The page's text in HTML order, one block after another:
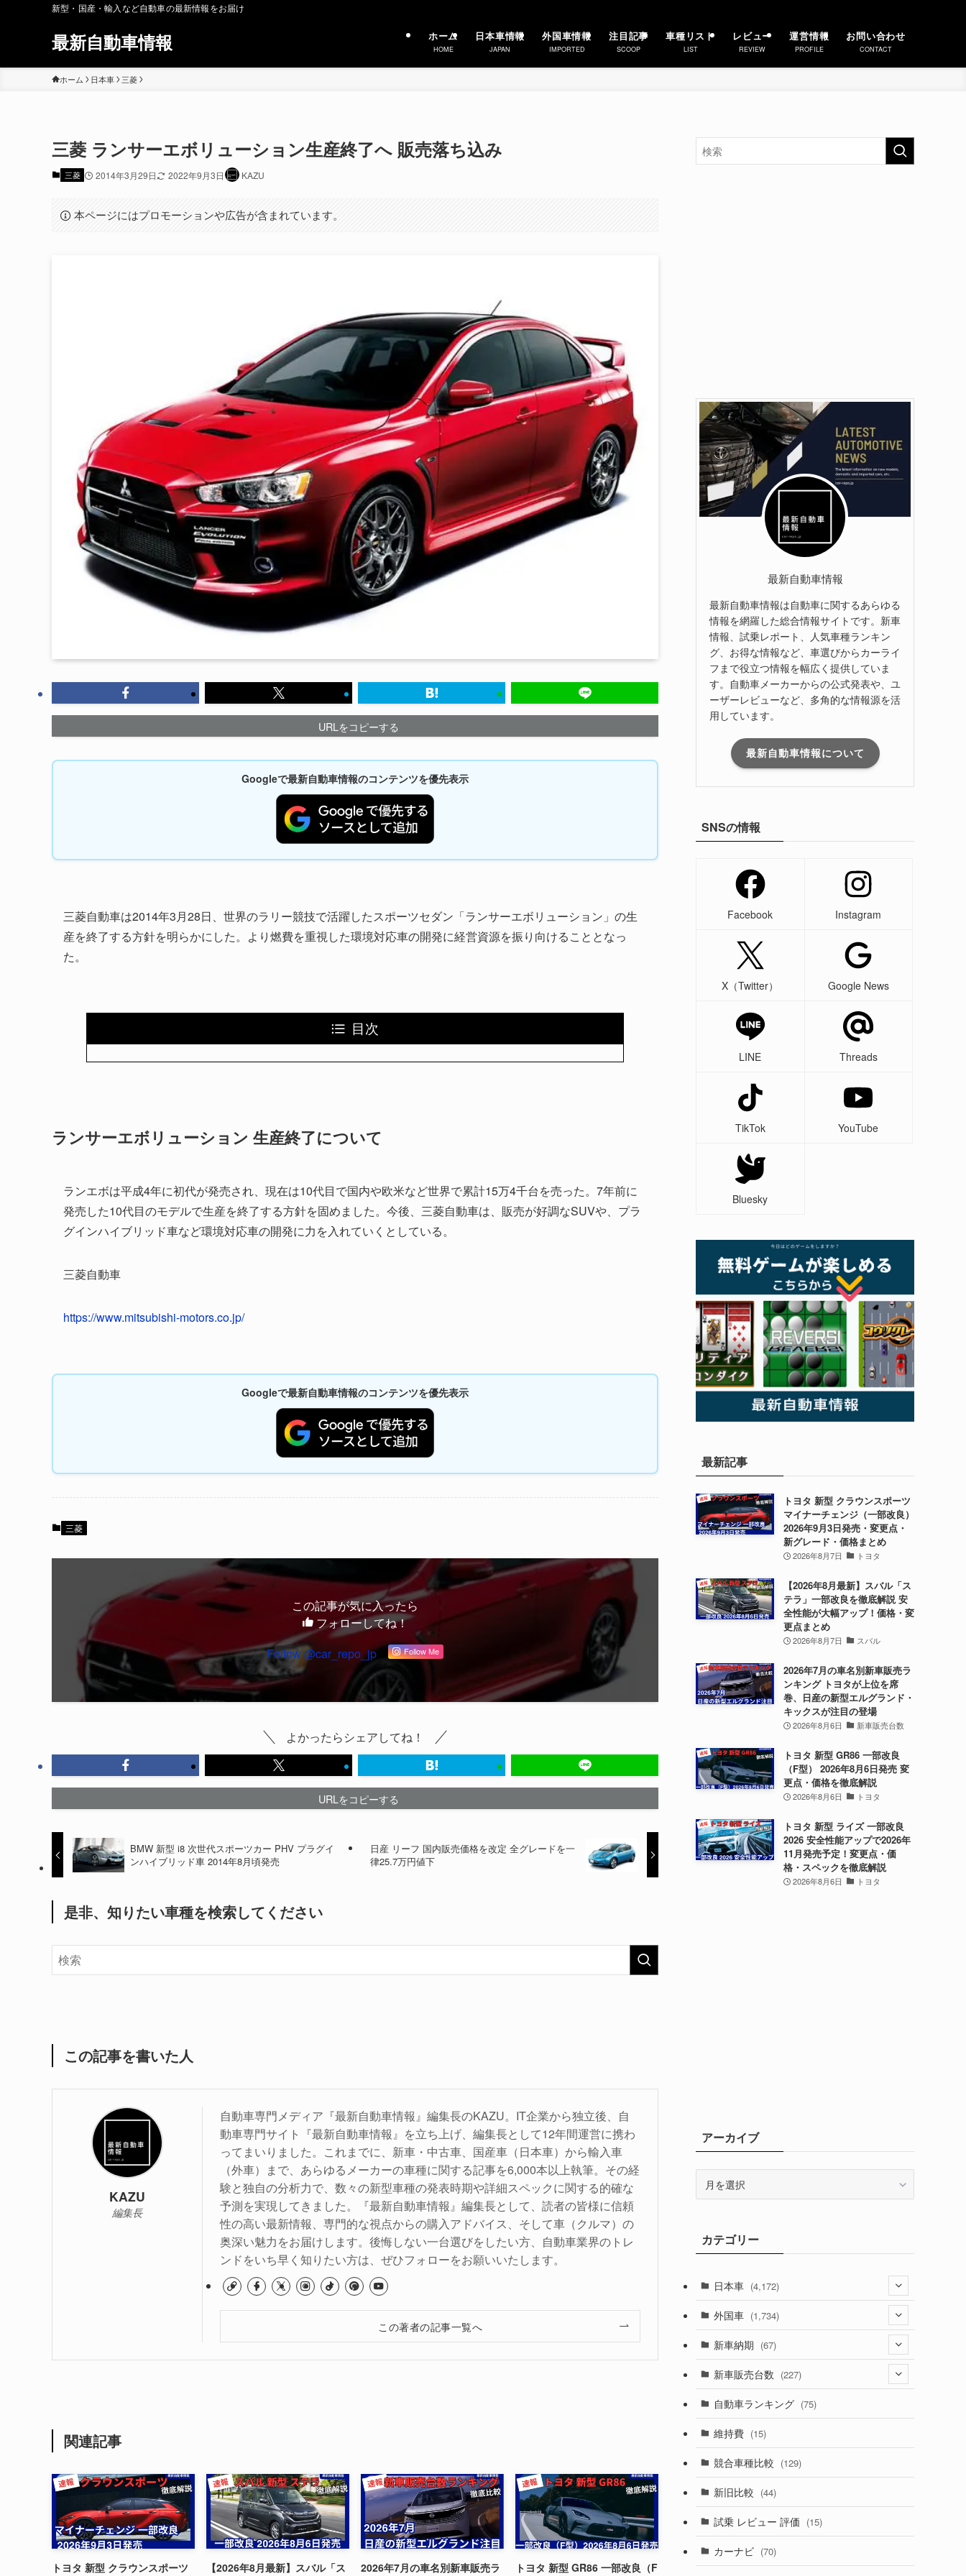
新型・国産・輸入など自動車の最新情報をお届け
最新自動車情報 ホーム
HOME
日本車情報
JAPAN
外国車情報
IMPORTED
注目記事
SCOOP
車種リスト
LIST
レビュー
REVIEW
運営情報
PROFILE
お問い合わせ
CONTACT
ホーム 日本車 三菱
三菱 ランサーエボリューション生産終了へ 販売落ち込み
三菱 2014年3月29日 2022年9月3日 KAZU
本ページにはプロモーションや広告が含まれています。
URLをコピーする
Googleで最新自動車情報のコンテンツを優先表示
三菱自動車は2014年3月28日、世界のラリー競技で活躍したスポーツセダン「ランサーエボリューション」の生
産を終了する方針を明らかにした。より燃費を重視した環境対応車の開発に経営資源を振り向けることとなっ
た。
目次
ランサーエボリューション 生産終了について
ランエボは平成4年に初代が発売され、現在は10代目で国内や欧米など世界で累計15万4千台を売った。7年前に
発売した10代目のモデルで生産を終了する方針を固めました。今後、三菱自動車は、販売が好調なSUVや、プラ
グインハイブリッド車など環境対応車の開発に力を入れていくとしている。
三菱自動車
https://www.mitsubishi-motors.co.jp/
Googleで最新自動車情報のコンテンツを優先表示
三菱
この記事が気に入ったら
フォローしてね！
Follow @car_repo_jp
Follow Me
よかったらシェアしてね！
URLをコピーする
BMW 新型 i8 次世代スポーツカー PHV プラグイ
ンハイブリッド車 2014年8月頃発売
日産 リーフ 国内販売価格を改定 全グレードを一
律25.7万円値下
是非、知りたい車種を検索してください
この記事を書いた人
KAZU
編集長
自動車専門メディア『最新自動車情報』編集長のKAZU。IT企業から独立後、自
動車専門サイト『最新自動車情報』を立ち上げ、編集長として12年間運営に携わ
ってまいりました。これまでに、新車・中古車、国産車（日本車）から輸入車
（外車）まで、あらゆるメーカーの車種に関する記事を6,000本以上執筆。その経
験と独自の分析力で、数々の新型車種の発表時期や詳細スペックに関する的確な
予測を実現してきました。『最新自動車情報』編集長として、読者の皆様に信頼
性の高い最新情報、専門的な視点からの購入アドバイス、そして車（クルマ）の
奥深い魅力をお届けします。後悔しない一台選びをしたい方、自動車業界のトレ
ンドをいち早く知りたい方は、ぜひフォローをお願いいたします。
この著者の記事一覧へ
関連記事
トヨタ 新型 クラウンスポーツ
【2026年8月最新】スバル「ス
2026年7月の車名別新車販売ラ
トヨタ 新型 GR86 一部改良（F
最新自動車情報
最新自動車情報は自動車に関するあらゆる
情報を網羅した総合情報サイトです。新車
情報、試乗レポート、人気車種ランキン
グ、お得な情報など、車選びからカーライ
フまで役立つ情報を幅広く提供していま
す。自動車メーカーからの公式発表や、ユ
ーザーレビューなど、多角的な情報源を活
用しています。
最新自動車情報について
SNSの情報
Facebook Instagram
X（Twitter） Google News
LINE Threads
TikTok YouTube
Bluesky
最新記事
トヨタ 新型 クラウンスポーツ
マイナーチェンジ（一部改良）
2026年9月3日発売・変更点・
新グレード・価格まとめ
2026年8月7日 トヨタ
【2026年8月最新】スバル「ス
テラ」一部改良を徹底解説 安
全性能が大幅アップ！価格・変
更点まとめ
2026年8月7日 スバル
2026年7月の車名別新車販売ラ
ンキング トヨタが上位を席
巻、日産の新型エルグランド・
キックスが注目の登場
2026年8月6日 新車販売台数
トヨタ 新型 GR86 一部改良
（F型） 2026年8月6日発売 変
更点・価格を徹底解説
2026年8月6日 トヨタ
トヨタ 新型 ライズ 一部改良
2026 安全性能アップで2026年
11月発売予定！変更点・価
格・スペックを徹底解説
2026年8月6日 トヨタ
アーカイブ
ブカテゴリー
日本車 (4,172)
(1,321)
(329)
(525)
(357)
(328)
(194)
(230)
(253)
外国車 (1,734)
(188)
(242)
(85)
(84)
(14)
(222)
(50)
(58)
新車納期 (67)
(28)
(8)
(3)
(3)
(5)
(1)
新車販売台数 (227)
(21)
(5)
(7)
(5)
自動車ランキング (75)
維持費 (15)
競合車種比較 (129)
新旧比較 (44)
試乗 レビュー 評価 (15)
カーナビ (70)